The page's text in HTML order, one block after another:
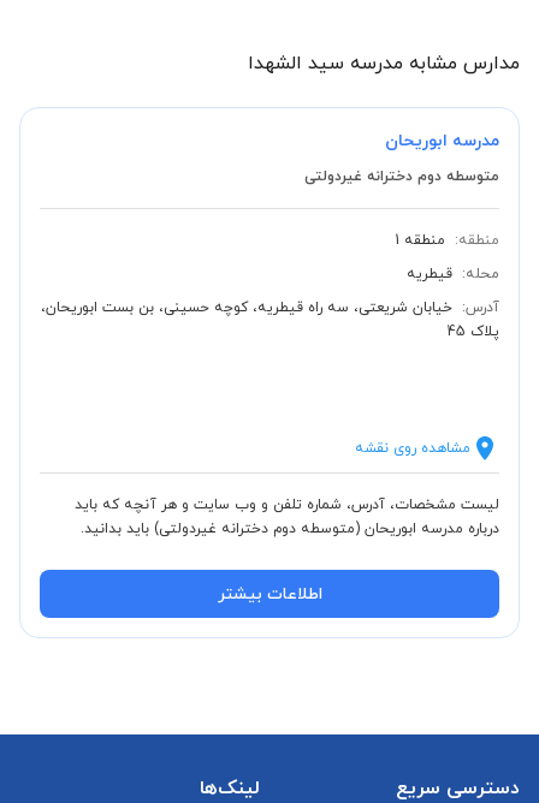
مدارس مشابه مدرسه سید الشهدا
مدرسه ابوریحان
متوسطه دوم دخترانه غیردولتی
منطقه:
منطقه 1
محله: قیطریه
آدرس: خیابان شریعتی، سه راه قیطریه، کوچه حسینی، بن بست ابوریحان،
پلاک 45
مشاهده روی نقشه
لیست مشخصات، آدرس، شماره تلفن و وب سایت و هر آنچه که باید
درباره مدرسه ابوریحان (متوسطه دوم دخترانه غیردولتی) باید بدانید.
اطلاعات بیشتر
دسترسی سریع لینک‌ها